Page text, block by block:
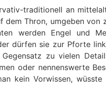
traditionell an
dem Thron, umgeben
werden Engel und
dürfen sie zur Pforte
zu vielen
oder nennenswerte
kein Vorwissen,